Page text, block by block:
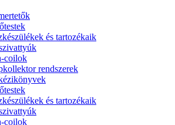
és tartozékaik
coilok
rendszerek
és tartozékaik
coilok